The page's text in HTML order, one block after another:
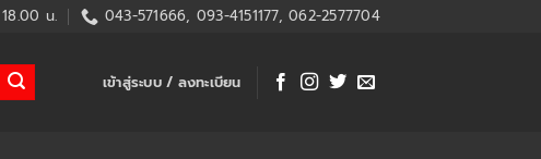
น. 043-571666, 093-4151177, 062-2577704
เข้าสู่ระบบ / ลงทะเบียน